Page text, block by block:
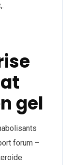
gel
forum –